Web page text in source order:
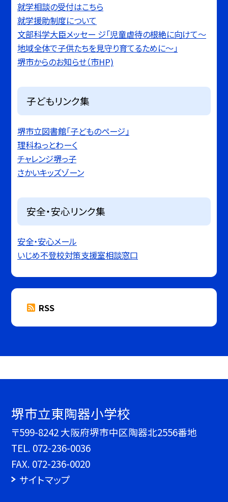
就学相談の受付はこちら
就学援助制度について
文部科学大臣メッセー ジ「児童虐待の根絶に向けて〜
地域全体で子供たちを見守り育てるために〜」
堺市からのお知らせ（市HP)
子どもリンク集
堺市立図書館「子どものページ」
理科ねっとわーく
チャレンジ堺っ子
さかいキッズゾーン
安全・安心リンク集
安全・安心メール
いじめ不登校対策支援室相談窓口
RSS
堺市立東陶器小学校
〒599-8242 大阪府堺市中区陶器北2556番地
TEL. 072-236-0036
FAX. 072-236-0020
サイトマップ